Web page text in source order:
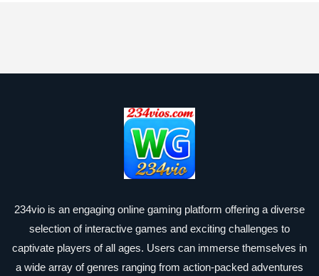
234vio is an engaging online gaming platform offering a diverse
selection of interactive games and exciting challenges to
captivate players of all ages. Users can immerse themselves in
a wide array of genres ranging from action-packed adventures